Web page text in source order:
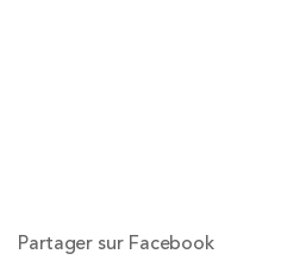
Partager sur Facebook